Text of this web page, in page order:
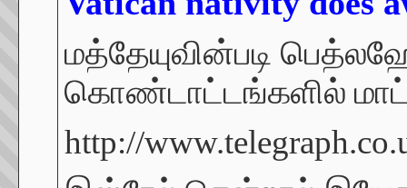
மத்தேயுவின்படி
கொண்டாட்டங்களில்
http://